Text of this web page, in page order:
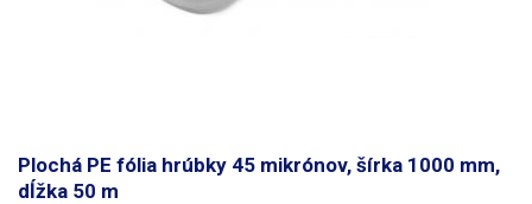
Plochá PE fólia hrúbky 45 mikrónov, šírka 1000 mm,
dĺžka 50 m